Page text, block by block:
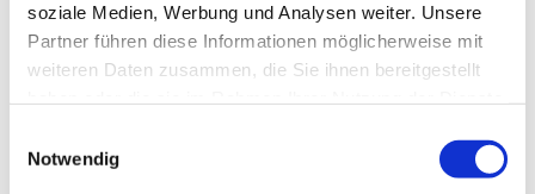
soziale Medien, Werbung und Analysen weiter. Unsere
Partner führen diese Informationen möglicherweise mit
weiteren Daten zusammen, die Sie ihnen bereitgestellt
Notwendig
Dienstag, 13. Juli 2027, 15:15 - 15:45 Uhr
Gemeindesaal, Ivensring 9, 24149 Kiel